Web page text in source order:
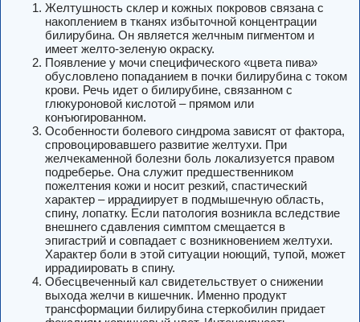
Желтушность склер и кожных покровов связана с
накоплением в тканях избыточной концентрации
билирубина. Он является желчным пигментом и
имеет желто-зеленую окраску.
Появление у мочи специфического «цвета пива»
обусловлено попаданием в почки билирубина с током
крови. Речь идет о билирубине, связанном с
глюкуроновой кислотой – прямом или
конъюгированном.
Особенности болевого синдрома зависят от фактора,
спровоцировавшего развитие желтухи. При
желчекаменной болезни боль локализуется правом
подреберье. Она служит предшественником
пожелтения кожи и носит резкий, спастический
характер – иррадиирует в подмышечную область,
спину, лопатку. Если патология возникла вследствие
внешнего сдавления симптом смещается в
эпигастрий и совпадает с возникновением желтухи.
Характер боли в этой ситуации ноющий, тупой, может
иррадиировать в спину.
Обесцвеченный кал свидетельствует о снижении
выхода желчи в кишечник. Именно продукт
трансформации билирубина стеркобилин придает